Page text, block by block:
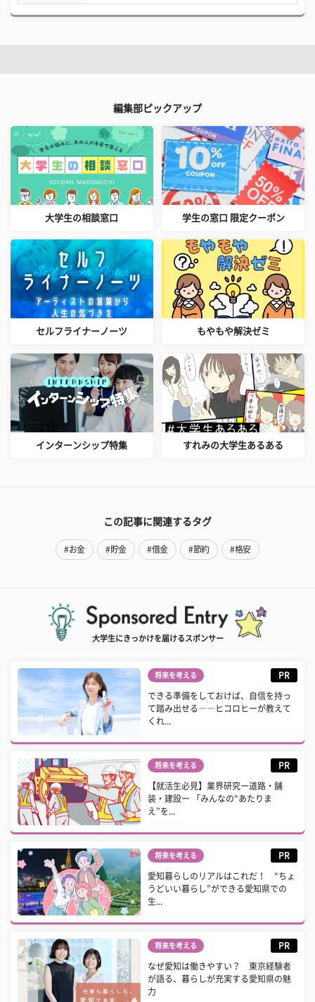
編集部ピックアップ
大学生の相談窓口 学生の窓口 限定クーポン
セルフライナーノーツ もやもや解決ゼミ
インターンシップ特集 すれみの大学生あるある
この記事に関連するタグ
#お金 #貯金 #借金 #節約 #格安
大学生にきっかけを届けるスポンサー
将来を考える PR
できる準備をしておけば、自信を持っ
て踏み出せる――ヒコロヒーが教えて
くれ...
将来を考える PR
【就活生必見】業界研究ー道路・舗
装・建設ー 「みんなの“あたりま
え”を...
将来を考える PR
愛知暮らしのリアルはこれだ！ “ちょ
うどいい暮らし”ができる愛知県での
生...
将来を考える PR
なぜ愛知は働きやすい？ 東京経験者
が語る、暮らしが充実する愛知県の魅
力